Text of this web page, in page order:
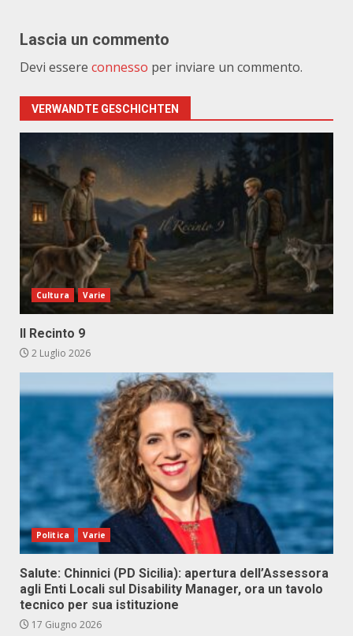
Lascia un commento
Devi essere connesso per inviare un commento.
VERWANDTE GESCHICHTEN
Cultura Varie
Il Recinto 9
2 Luglio 2026
Politica Varie
Salute: Chinnici (PD Sicilia): apertura dell’Assessora
agli Enti Locali sul Disability Manager, ora un tavolo
tecnico per sua istituzione
17 Giugno 2026